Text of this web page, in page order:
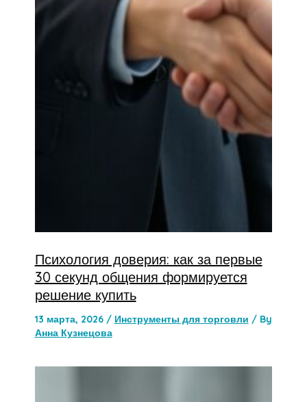
Психология доверия: как за первые
30 секунд общения формируется
решение купить
13 марта, 2026 / Инструменты для торговли / By
Анна Кузнецова